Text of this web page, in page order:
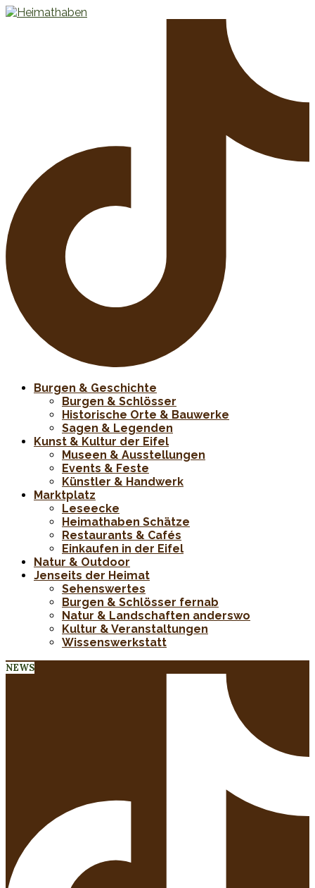
Burgen & Geschichte
Burgen & Schlösser
Historische Orte & Bauwerke
Sagen & Legenden
Kunst & Kultur der Eifel
Museen & Ausstellungen
Events & Feste
Künstler & Handwerk
Marktplatz
Leseecke
Heimathaben Schätze
Restaurants & Cafés
Einkaufen in der Eifel
Natur & Outdoor
Jenseits der Heimat
Sehenswertes
Burgen & Schlösser fernab
Natur & Landschaften anderswo
Kultur & Veranstaltungen
Wissenswerkstatt
NEWS